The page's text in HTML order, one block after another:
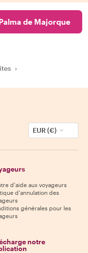
de Majorque
›
EUR (€)
d'aide aux voyageurs
d'annulation des
générales pour les
notre